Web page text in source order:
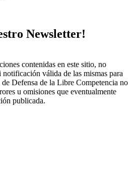
Newsletter!
contenidas en este sitio, no
válida de las mismas para
Defensa de la Libre Competencia no
u omisiones que eventualmente
publicada.